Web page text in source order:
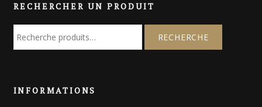
RECHERCHER UN PRODUIT
e
r
INFORMATIONS